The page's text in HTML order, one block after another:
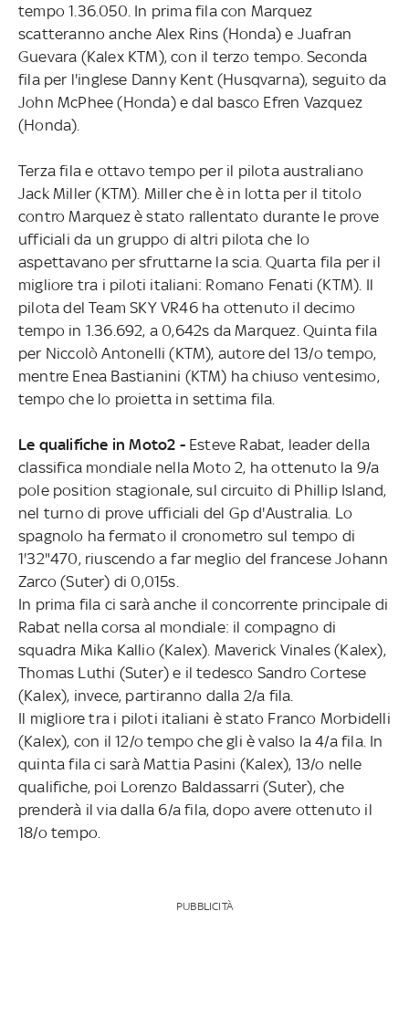
tempo 1.36.050. In prima fila con Marquez
scatteranno anche Alex Rins (Honda) e Juafran
Guevara (Kalex KTM), con il terzo tempo. Seconda
fila per l'inglese Danny Kent (Husqvarna), seguito da
John McPhee (Honda) e dal basco Efren Vazquez
(Honda).
Terza fila e ottavo tempo per il pilota australiano
Jack Miller (KTM). Miller che è in lotta per il titolo
contro Marquez è stato rallentato durante le prove
ufficiali da un gruppo di altri pilota che lo
aspettavano per sfruttarne la scia. Quarta fila per il
migliore tra i piloti italiani: Romano Fenati (KTM). Il
pilota del Team SKY VR46 ha ottenuto il decimo
tempo in 1.36.692, a 0,642s da Marquez. Quinta fila
per Niccolò Antonelli (KTM), autore del 13/o tempo,
mentre Enea Bastianini (KTM) ha chiuso ventesimo,
tempo che lo proietta in settima fila.
Le qualifiche in Moto2 -Esteve Rabat, leader della
classifica mondiale nella Moto 2, ha ottenuto la 9/a
pole position stagionale, sul circuito di Phillip Island,
nel turno di prove ufficiali del Gp d'Australia. Lo
spagnolo ha fermato il cronometro sul tempo di
1'32"470, riuscendo a far meglio del francese Johann
Zarco (Suter) di 0,015s.
In prima fila ci sarà anche il concorrente principale di
Rabat nella corsa al mondiale: il compagno di
squadra Mika Kallio (Kalex). Maverick Vinales (Kalex),
Thomas Luthi (Suter) e il tedesco Sandro Cortese
(Kalex), invece, partiranno dalla 2/a fila.
Il migliore tra i piloti italiani è stato Franco Morbidelli
(Kalex), con il 12/o tempo che gli è valso la 4/a fila. In
quinta fila ci sarà Mattia Pasini (Kalex), 13/o nelle
qualifiche, poi Lorenzo Baldassarri (Suter), che
prenderà il via dalla 6/a fila, dopo avere ottenuto il
18/o tempo.
PUBBLICITÀ